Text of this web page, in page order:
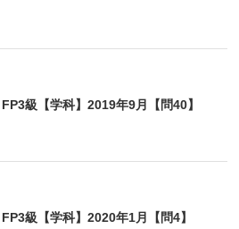
FP3級【学科】2019年9月【問40】
FP3級【学科】2020年1月【問4】